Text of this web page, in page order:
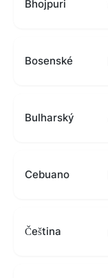
Bhojpuri
Bosenské
Bulharský
Cebuano
Čeština